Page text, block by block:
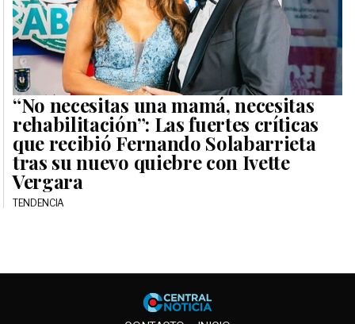
“No necesitas una mamá, necesitas
rehabilitación”: Las fuertes críticas
que recibió Fernando Solabarrieta
tras su nuevo quiebre con Ivette
Vergara
TENDENCIA
Central